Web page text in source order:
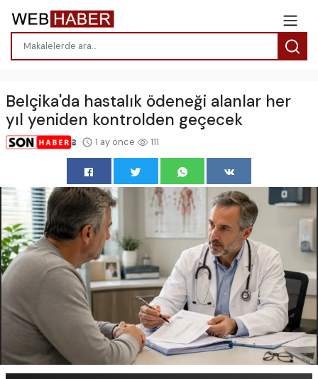
Belçika'da hastalık ödeneği alanlar her
yıl yeniden kontrolden geçecek
1 ay önce 111